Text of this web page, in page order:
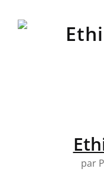
par